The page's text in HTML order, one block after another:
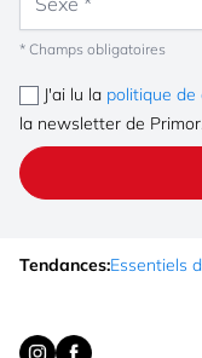
* Champs obligatoires
J'ai lu la politique
la newsletter de
Tendances:Essentiels